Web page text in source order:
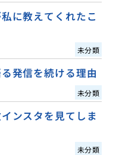
に教えてくれたこ
未分類
発信を続ける理由
未分類
ンスタを見てしま
未分類